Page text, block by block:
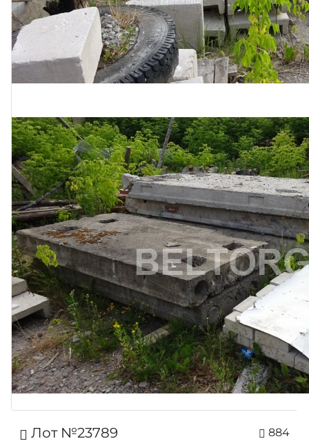
Лот №23789 884